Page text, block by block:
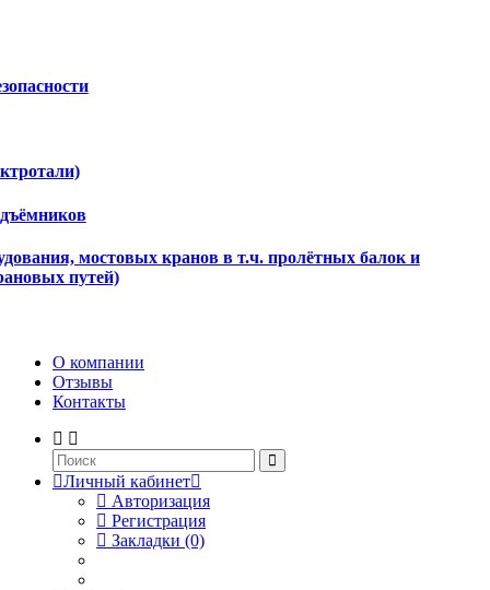
мостовых кранов в т.ч. пролётных балок и
путей)
О компании
Отзывы
Контакты
Личный кабинет
Авторизация
Регистрация
Закладки (0)